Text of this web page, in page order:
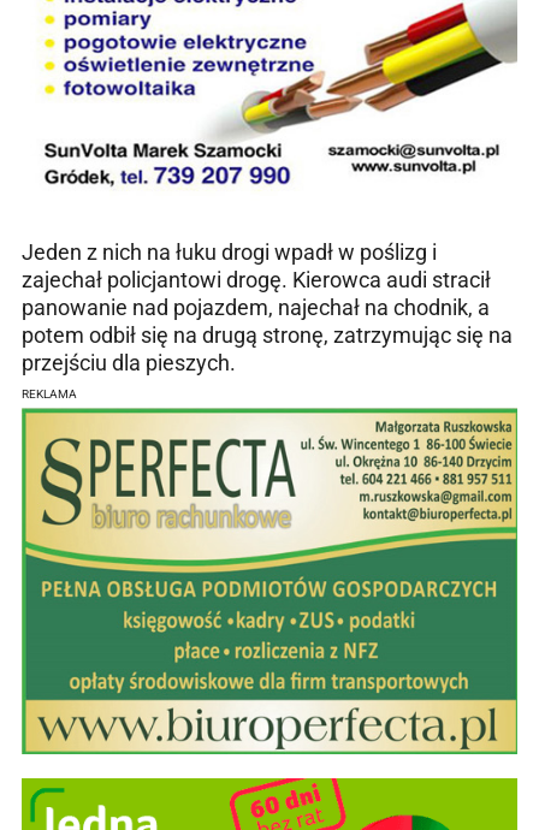
Jeden z nich na łuku drogi wpadł w poślizg i
zajechał policjantowi drogę. Kierowca audi stracił
panowanie nad pojazdem, najechał na chodnik, a
potem odbił się na drugą stronę, zatrzymując się na
przejściu dla pieszych.
REKLAMA